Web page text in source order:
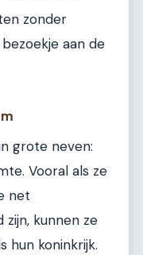
zonder
aan de
grote neven:
Vooral als ze
net
kunnen ze
hun koninkrijk.